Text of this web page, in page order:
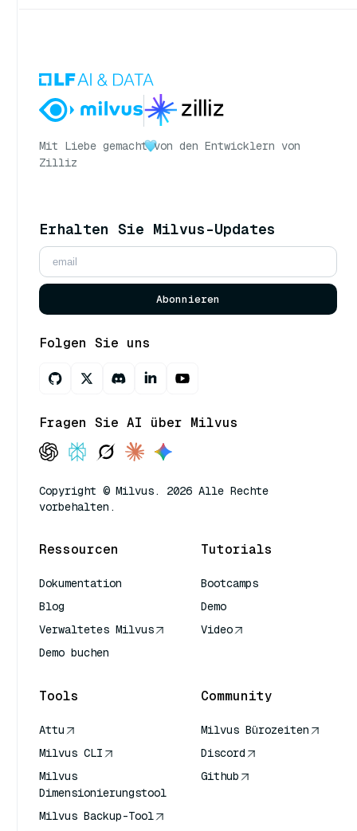
Mit Liebe gemacht von den Entwicklern von
Zilliz
Erhalten Sie Milvus-Updates
Abonnieren
Folgen Sie uns
Fragen Sie AI über Milvus
Copyright © Milvus. 2026 Alle Rechte
vorbehalten.
Ressourcen
Dokumentation
Blog
Verwaltetes Milvus
Demo buchen
Tutorials
Bootcamps
Demo
Video
Tools
Attu
Milvus CLI
Milvus
Dimensionierungstool
Milvus Backup-Tool
Community
Milvus Bürozeiten
Discord
Github